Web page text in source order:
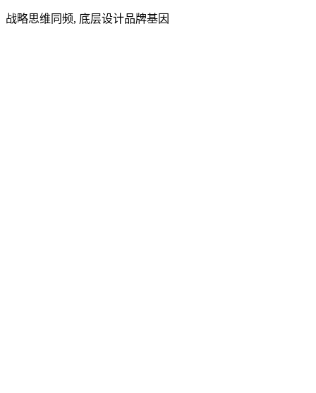
战略思维同频, 底层设计品牌基因